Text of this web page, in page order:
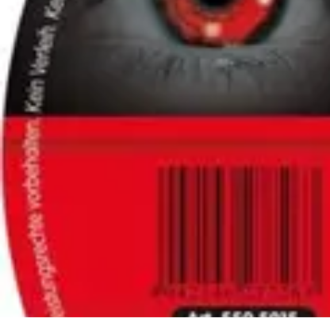
Pintor Experto
TutorialesTécnicas de Pintura Herramientas de PinturaConsejos y
Pintor Experto